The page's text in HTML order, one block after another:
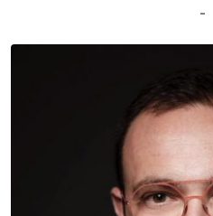
-